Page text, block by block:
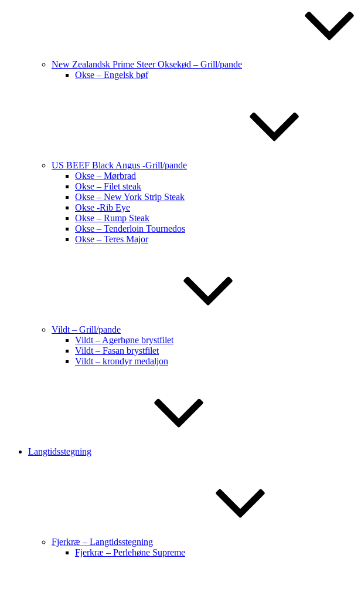
New Zealandsk Prime Steer Oksekød – Grill/pande
Okse – Engelsk bøf
US BEEF Black Angus -Grill/pande
Okse – Mørbrad
Okse – Filet steak
Okse – New York Strip Steak
Okse -Rib Eye
Okse – Rump Steak
Okse – Tenderloin Tournedos
Okse – Teres Major
Vildt – Grill/pande
Vildt – Agerhøne brystfilet
Vildt – Fasan brystfilet
Vildt – krondyr medaljon
Langtidsstegning
Fjerkræ – Langtidsstegning
Fjerkræ – Perlehøne Supreme